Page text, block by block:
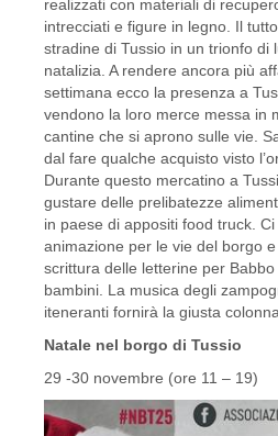
realizzati con materiali di
intrecciati e figure in legno. Il
stradine di Tussio in un trionfo di
natalizia. A rendere ancora più
settimana ecco la presenza a
vendono la loro merce messa in
cantine che si aprono sulle vie.
dal fare qualche acquisto visto
Durante questo mercatino a
gustare delle prelibatezze
in paese di appositi food truck.
animazione per le vie del borgo
scrittura delle letterine per
bambini. La musica degli
iteneranti fornirà la giusta
Natale nel borgo di Tussio
29 -30 novembre (ore 11 – 19)